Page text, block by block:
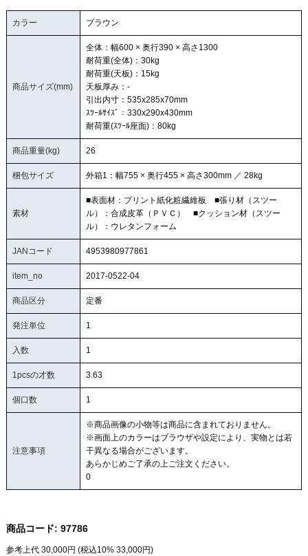
カラー ブラウン
商品サイズ(mm)
全体：幅600 × 奥行390 × 高さ1300
耐荷重(全体)：30kg
耐荷重(天板)：15kg
天板厚み：-
引出内寸：535x285x70mm
ｽﾂｰﾙｻｲｽﾞ：330x290x430mm
耐荷重(ｽﾂｰﾙ座面)：80kg
商品重量(kg) 26
梱包サイズ 外箱1：幅755 × 奥行455 × 高さ300mm ／ 28kg
素材
■表面材：プリント紙化粧繊維板 ■張り材（スツー
ル）：合成皮革（ＰＶＣ） ■クッション材（スツー
ル）：ウレタンフォーム
JANコード 4953980977861
item_no 2017-0522-04
商品区分 定番
発注単位 1
入数 1
1pcsの才数 3.63
個口数 1
注意事項
※商品画像の小物等は商品に含まれておりません。
※画面上のカラーはブラウザや設定により、実物とは若
干異なる場合がございます。
あらかじめご了承の上ご注文ください。
0
商品コード: 97786
参考上代 30,000円 (税込10% 33,000円)